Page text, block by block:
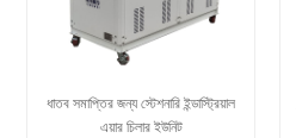
ধাতব সমাপ্তির জন্য স্টেশনারি ইন্ডাস্ট্রিয়াল
এয়ার চিলার ইউনিট